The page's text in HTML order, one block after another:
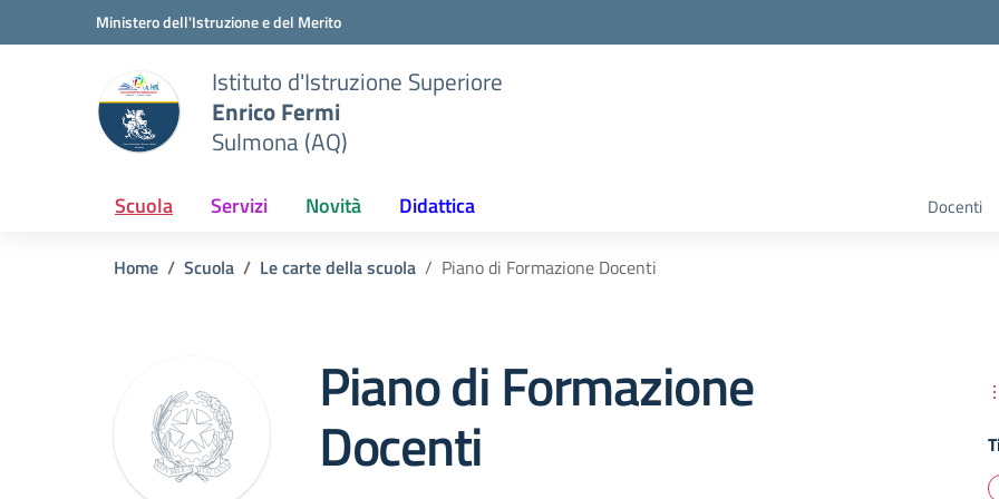
Vai ai contenuti
Vai al menu di navigazioneMinistero dell'Istruzione e del Merito
Istituto d'Istruzione Superiore
Enrico Fermi
Sulmona (AQ)
Scuola Servizi Novità Didattica Docenti
Home Scuola Le carte della scuola Piano di Formazione Docenti
Piano di Formazione
Docenti